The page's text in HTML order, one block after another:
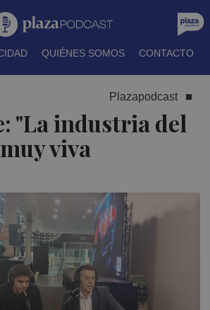
QUIÉNES SOMOS CONTACTO
Plazapodcast
"La industria del
viva